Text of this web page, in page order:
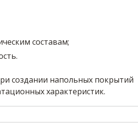
составам;
создании напольных покрытий
характеристик.